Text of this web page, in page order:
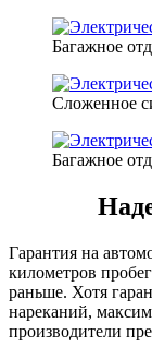
Багажное
Сложенное
Багажное
Гарантия на
километров
раньше. Хотя
нареканий,
производители